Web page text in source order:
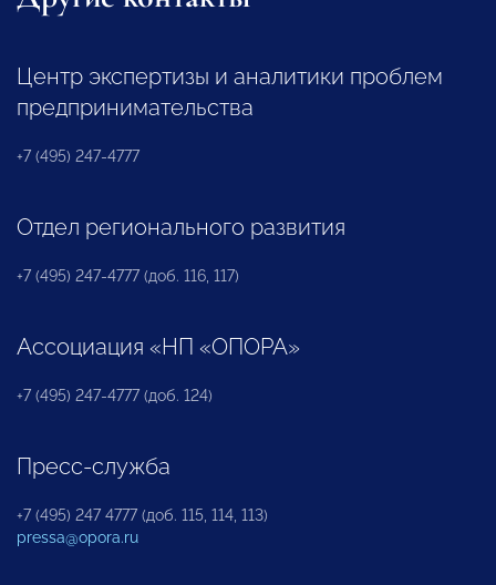
Центр экспертизы и аналитики проблем
предпринимательства
+7 (495) 247-4777
Отдел регионального развития
+7 (495) 247-4777 (доб. 116, 117)
Ассоциация «НП «ОПОРА»
+7 (495) 247-4777 (доб. 124)
Пресс-служба
+7 (495) 247 4777 (доб. 115, 114, 113)
pressa@opora.ru